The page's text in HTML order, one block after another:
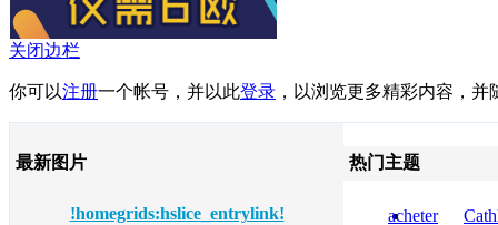
关闭边栏
你可以注册一个帐号，并以此登录 ，以浏览更多精彩内容，
最新图片
!homegrids:hslice_entrylink!
热门主题
acheter